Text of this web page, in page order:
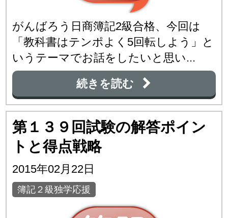
がんばろう日商簿記2級合格、今回は
「教科書はテンポよく5回転しよう」と
いうテーマでお話をしたいと思い...
続きを読む
第１３９回試験の解答ポイン
トと得点戦略
2015年02月22日
簿記２級独学応援